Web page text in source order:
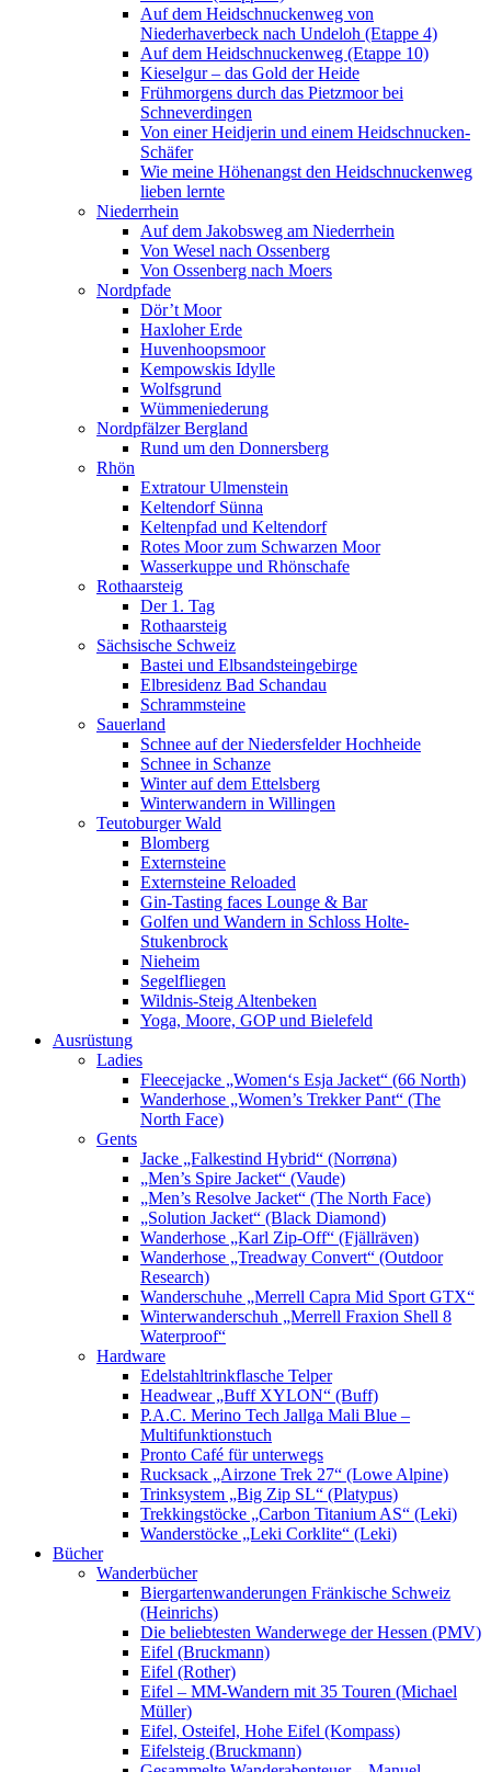
Auf dem Heidschnuckenweg von
Niederhaverbeck nach Undeloh (Etappe 4)
Auf dem Heidschnuckenweg (Etappe 10)
Kieselgur – das Gold der Heide
Frühmorgens durch das Pietzmoor bei
Schneverdingen
Von einer Heidjerin und einem Heidschnucken-
Schäfer
Wie meine Höhenangst den Heidschnuckenweg
lieben lernte
Niederrhein
Auf dem Jakobsweg am Niederrhein
Von Wesel nach Ossenberg
Von Ossenberg nach Moers
Nordpfade
Dör’t Moor
Haxloher Erde
Huvenhoopsmoor
Kempowskis Idylle
Wolfsgrund
Wümmeniederung
Nordpfälzer Bergland
Rund um den Donnersberg
Rhön
Extratour Ulmenstein
Keltendorf Sünna
Keltenpfad und Keltendorf
Rotes Moor zum Schwarzen Moor
Wasserkuppe und Rhönschafe
Rothaarsteig
Der 1. Tag
Rothaarsteig
Sächsische Schweiz
Bastei und Elbsandsteingebirge
Elbresidenz Bad Schandau
Schrammsteine
Sauerland
Schnee auf der Niedersfelder Hochheide
Schnee in Schanze
Winter auf dem Ettelsberg
Winterwandern in Willingen
Teutoburger Wald
Blomberg
Externsteine
Externsteine Reloaded
Gin-Tasting faces Lounge & Bar
Golfen und Wandern in Schloss Holte-
Stukenbrock
Nieheim
Segelfliegen
Wildnis-Steig Altenbeken
Yoga, Moore, GOP und Bielefeld
Ausrüstung
Ladies
Fleecejacke „Women‘s Esja Jacket“ (66 North)
Wanderhose „Women’s Trekker Pant“ (The
North Face)
Gents
Jacke „Falkestind Hybrid“ (Norrøna)
„Men’s Spire Jacket“ (Vaude)
„Men’s Resolve Jacket“ (The North Face)
„Solution Jacket“ (Black Diamond)
Wanderhose „Karl Zip-Off“ (Fjällräven)
Wanderhose „Treadway Convert“ (Outdoor
Research)
Wanderschuhe „Merrell Capra Mid Sport GTX“
Winterwanderschuh „Merrell Fraxion Shell 8
Waterproof“
Hardware
Edelstahltrinkflasche Telper
Headwear „Buff XYLON“ (Buff)
P.A.C. Merino Tech Jallga Mali Blue –
Multifunktionstuch
Pronto Café für unterwegs
Rucksack „Airzone Trek 27“ (Lowe Alpine)
Trinksystem „Big Zip SL“ (Platypus)
Trekkingstöcke „Carbon Titanium AS“ (Leki)
Wanderstöcke „Leki Corklite“ (Leki)
Bücher
Wanderbücher
Biergartenwanderungen Fränkische Schweiz
(Heinrichs)
Die beliebtesten Wanderwege der Hessen (PMV)
Eifel (Bruckmann)
Eifel (Rother)
Eifel – MM-Wandern mit 35 Touren (Michael
Müller)
Eifel, Osteifel, Hohe Eifel (Kompass)
Eifelsteig (Bruckmann)